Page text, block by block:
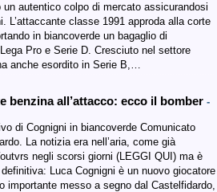
un autentico colpo di mercato assicurandosi
L’attaccante classe 1991 approda alla corte
in biancoverde un bagaglio di
Pro e Serie D. Cresciuto nel settore
anche esordito in Serie B,…
benzina all’attacco: ecco il bomber -
di Cognigni in biancoverde Comunicato
La notizia era nell’aria, come già
negli scorsi giorni (LEGGI QUI) ma è
Luca Cognigni è un nuovo giocatore
importante messo a segno dal Castelfidardo,